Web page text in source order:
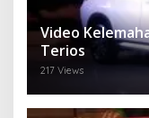
Video
Terios
217 Views